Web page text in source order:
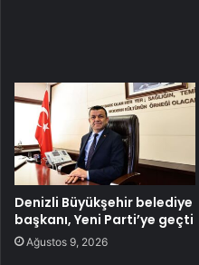
Denizli Büyükşehir belediye
başkanı, Yeni Parti’ye geçti
Ağustos 9, 2026